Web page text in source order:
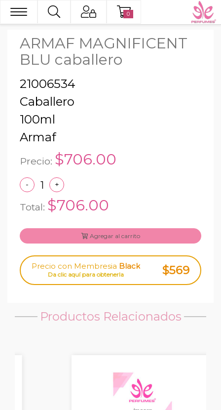
0
ARMAF MAGNIFICENT
BLU caballero
21006534
Caballero
100ml
Armaf
Precio: $706.00
- +
Total: $706.00
Agregar al carrito
Precio con Membresia Black
Da clic aquí para obtenerla $569
Productos Relacionados